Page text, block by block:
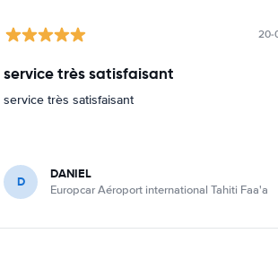
20-
service très satisfaisant
service très satisfaisant
D DANIEL
Europcar Aéroport international Tahiti Faa'a